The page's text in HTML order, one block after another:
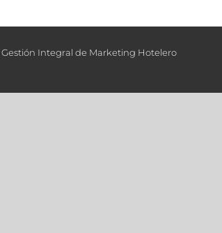
Gestión Integral de Marketing Hotelero